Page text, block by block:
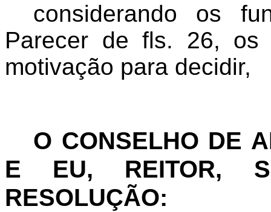
considerando os
Parecer de fls. 26, os
motivação para decidir,
O CONSELHO DE
E EU, REITOR,
RESOLUÇÃO: